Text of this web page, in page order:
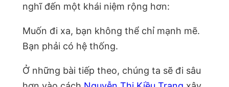
nghĩ đến một khái niệm rộng hơn:
Muốn đi xa, bạn không thể chỉ mạnh mẽ.
Bạn phải có hệ thống.
Ở những bài tiếp theo, chúng ta sẽ đi sâu